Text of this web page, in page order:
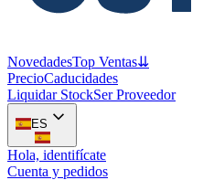
NovedadesTop Ventas⇊
PrecioCaducidades
Liquidar StockSer Proveedor
ES
Hola, identifícate
Cuenta y pedidos